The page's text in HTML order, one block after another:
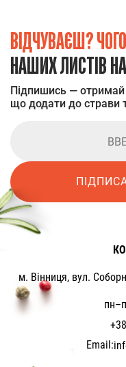
ВІДЧУВАЄШ?
НАШИХ ЛИСТІВ
Підпишись —
що додати до страви
м. Вінниця, вул.
Email: